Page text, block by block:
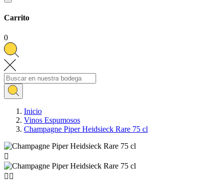
Carrito
0
Inicio
Vinos Espumosos
Champagne Piper Heidsieck Rare 75 cl

 